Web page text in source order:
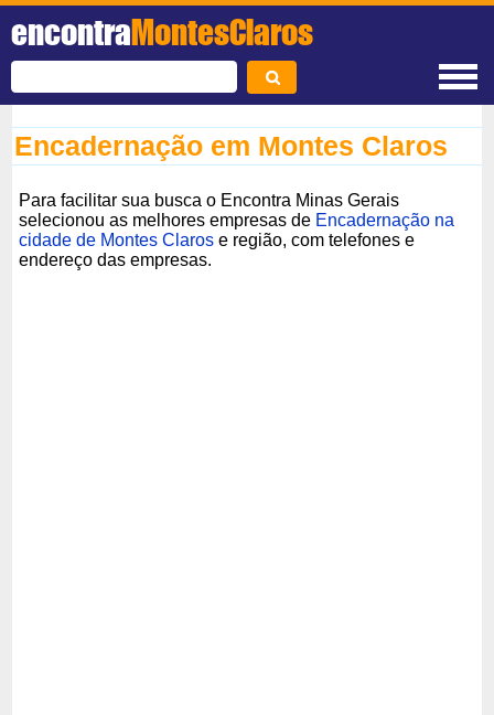
encontraMontesClaros
Encadernação em Montes Claros
Para facilitar sua busca o Encontra Minas Gerais
selecionou as melhores empresas de Encadernação na
cidade de Montes Claros e região, com telefones e
endereço das empresas.